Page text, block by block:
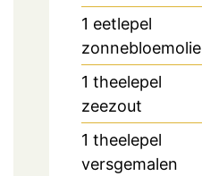
1 eetlepel
zonnebloemolie
1 theelepel
zeezout
1 theelepel
versgemalen